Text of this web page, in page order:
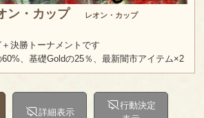
ン・カップ レオン・カップ
決勝トーナメントです
、基礎Goldの25％、最新闇市アイテム×2
詳細表示
行動決定